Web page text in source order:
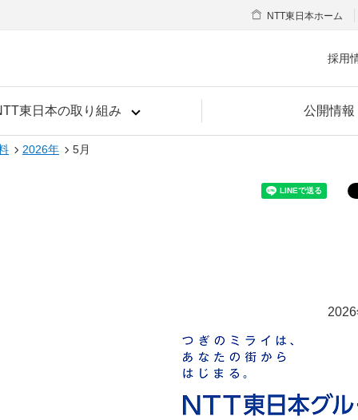
東日本の取り組み 公開情報
NTT東日本ホーム
採用
2026年 5月